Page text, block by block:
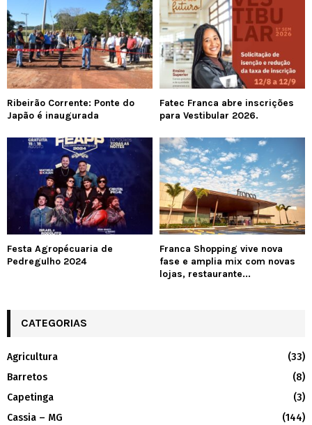
Ribeirão Corrente: Ponte do
Japão é inaugurada
Fatec Franca abre inscrições
para Vestibular 2026.
Festa Agropécuaria de
Pedregulho 2024
Franca Shopping vive nova
fase e amplia mix com novas
lojas, restaurante...
CATEGORIAS
Agricultura
(33)
Barretos
(8)
Capetinga
(3)
Cassia – MG
(144)